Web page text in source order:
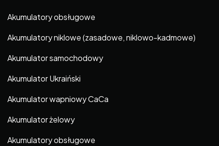
Akumulatory obsługowe
Akumulatory niklowe (zasadowe, niklowo-kadmowe)
Akumulator samochodowy
Akumulator Ukraiński
Akumulator wapniowy CaCa
Akumulator żelowy
Akumulatory obsługowe